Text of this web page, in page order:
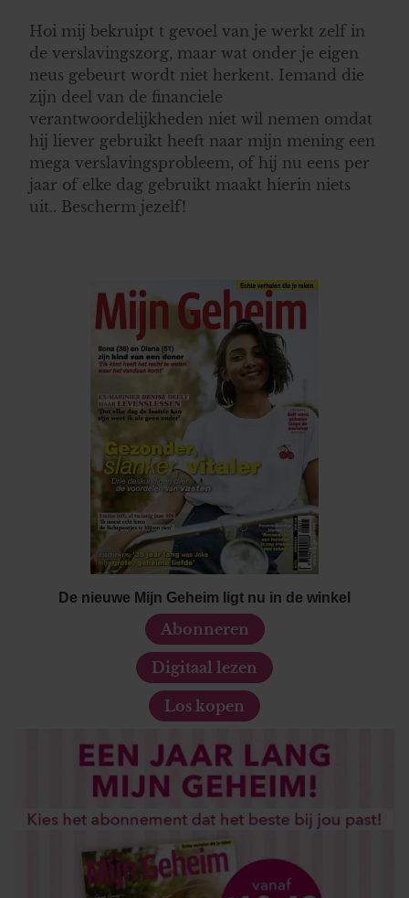
Hoi mij bekruipt t gevoel van je werkt zelf in
de verslavingszorg, maar wat onder je eigen
neus gebeurt wordt niet herkent. Iemand die
zijn deel van de financiele
verantwoordelijkheden niet wil nemen omdat
hij liever gebruikt heeft naar mijn mening een
mega verslavingsprobleem, of hij nu eens per
jaar of elke dag gebruikt maakt hierin niets
uit.. Bescherm jezelf!
De nieuwe Mijn Geheim ligt nu in de winkel
Abonneren
Digitaal lezen
Los kopen